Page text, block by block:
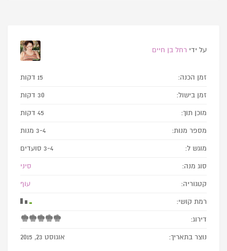
על ידי רחל בן חיים
זמן הכנה: 15 דקות
זמן בישול: 30 דקות
מוכן תוך: 45 דקות
מספר מנות: 3-4 מנות
מוגש ל: 3-4 סועדים
סוג מנה: סיני
קטגוריה: עוף
רמת קושי:
דירוג:
נוצר בתאריך: אוגוסט 23, 2015